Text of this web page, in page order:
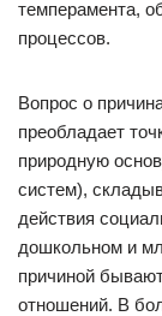
темперамента,
процессов.
Вопрос о
преобладает
природную
систем),
действия
дошкольном и
причиной
отношений. В